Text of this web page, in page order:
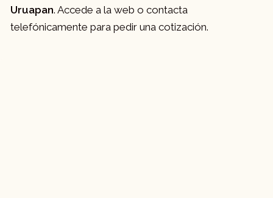
Uruapan. Accede a la web o contacta
telefónicamente para pedir una cotización.